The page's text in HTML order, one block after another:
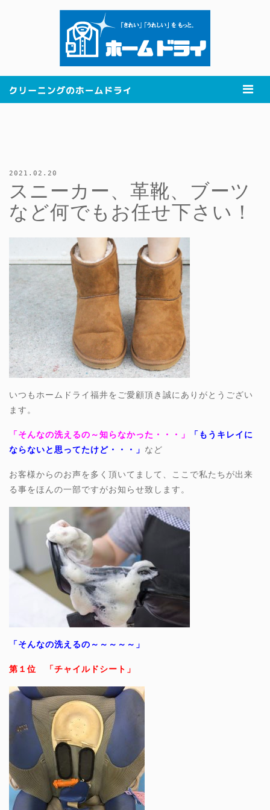
2021.02.20
スニーカー、革靴、ブーツ
など何でもお任せ下さい！
いつもホームドライ福井をご愛顧頂き誠にありがとうござい
ます。
「そんなの洗えるの～知らなかった・・・」
「もうキレイに
ならないと思ってたけど・・・」 など
お客様からのお声を多く頂いてまして、ここで私たちが出来
る事をほんの一部ですがお知らせ致します。
「そんなの洗えるの～～～～～」
第１位 「チャイルドシート」